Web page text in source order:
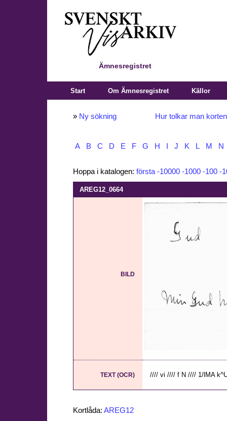
Ämnesregistret
Start Om Ämnesregistret Källor
» Ny sökning Hur tolkar man
A B C D E F G H J K L M N
Hoppa i katalogen: första -10000 -1000 -100 -
AREG12_0664
BILD
TEXT (OCR) //// vi //// f N //// 1/lMA
Kortlåda: AREG12